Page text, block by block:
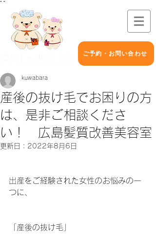
" "
ご予約・お問い合わせ
産後の抜け毛でお困りの方
は、是非ご相談くださ
い！ 広島髪質改善美容室
kuwabara
更新日： 2022年8月6日
出産をご経験された女性のお悩みの一
つに、
「産後の抜け毛」